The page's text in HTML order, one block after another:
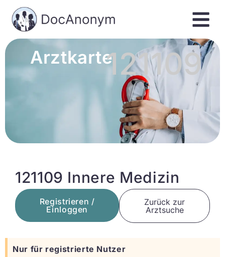
Arztkarte121109
121109 Innere Medizin
Registrieren /
Einloggen
Zurück zur
Arztsuche
Nur für registrierte Nutzer